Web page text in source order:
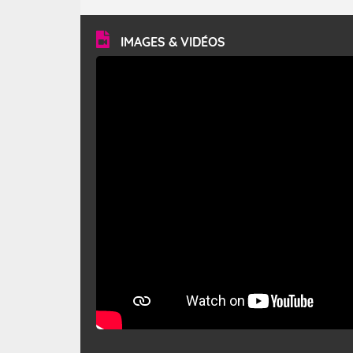
vitesse moyenne de 50 km/h et atteindre 80 à 100 km/h
en rafales, parfois davantage. Il parcourt la basse vallée
du Rhône et la Provence et envahit le littoral
méditerranéen à partir de la Camargue.
IMAGES & VIDÉOS